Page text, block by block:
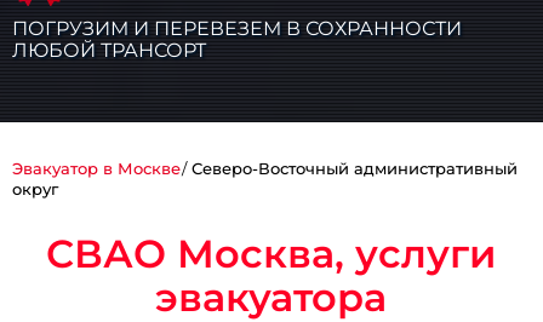
ПОГРУЗИМ И ПЕРЕВЕЗЕМ В СОХРАННОСТИ
ЛЮБОЙ ТРАНСОРТ
Эвакуатор в Москве
Северо-Восточный административный
округ
СВАО Москва, услуги
эвакуатора